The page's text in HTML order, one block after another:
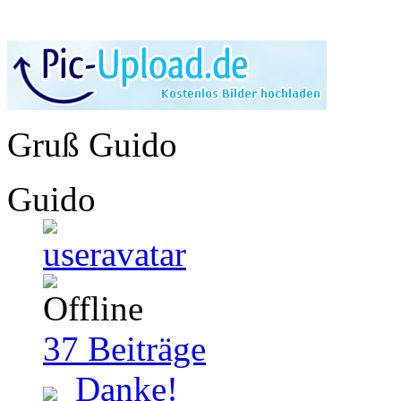
Gruß Guido
Guido
37 Beiträge
Danke!